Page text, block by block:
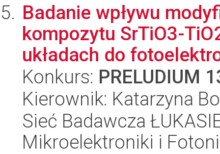
Badanie wpływu
kompozytu SrTiO3-
układach do
Konkurs: PRELUDIUM
Kierownik: Katarzyna
Sieć Badawcza
Mikroelektroniki i